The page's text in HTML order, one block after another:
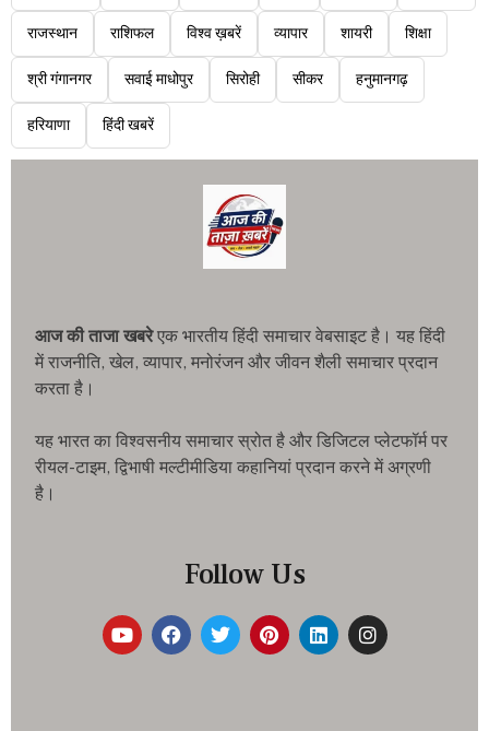
राजस्थान राशिफल विश्व ख़बरें व्यापार शायरी शिक्षा
श्री गंगानगर सवाई माधोपुर सिरोही सीकर हनुमानगढ़
हरियाणा हिंदी खबरें
आज की ताजा खबरेएक भारतीय हिंदी समाचार वेबसाइट है। यह हिंदी
में राजनीति, खेल, व्यापार, मनोरंजन और जीवन शैली समाचार प्रदान
करता है।
यह भारत का विश्वसनीय समाचार स्रोत है और डिजिटल प्लेटफॉर्म पर
रीयल-टाइम, द्विभाषी मल्टीमीडिया कहानियां प्रदान करने में अग्रणी
है।
Follow Us